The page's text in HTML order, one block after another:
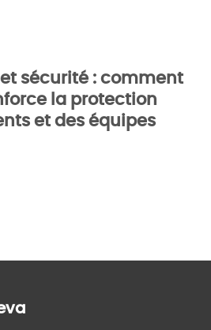
sécurité : comment
la protection
et des équipes